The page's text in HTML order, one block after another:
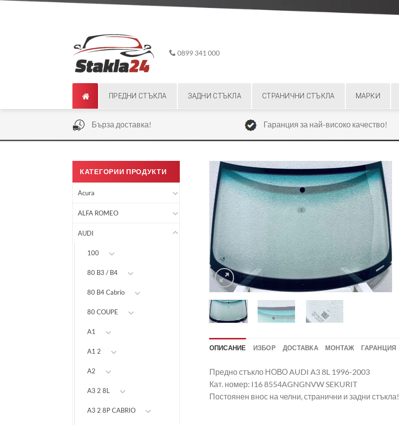
0899 341 000
ПРЕДНИ СТЪКЛА ЗАДНИ СТЪКЛА СТРАНИЧНИ СТЪКЛА МАРКИ
Бърза доставка! Гаранция за най-високо качество!
КАТЕГОРИИ ПРОДУКТИ
Acura
ALFA ROMEO
AUDI
100
80 B3 / B4
80 B4 Cabrio
80 COUPE
A1
A1 2
A2
A3 2 8L
A3 2 8P CABRIO
ОПИСАНИЕ ИЗБОР ДОСТАВКА МОНТАЖ ГАРАНЦИЯ
Предно стъкло НОВО AUDI A3 8L 1996-2003
Кат. номер: I16 8554AGNGNVW SEKURIT
Постоянен внос на челни, странични и задни стъкла!